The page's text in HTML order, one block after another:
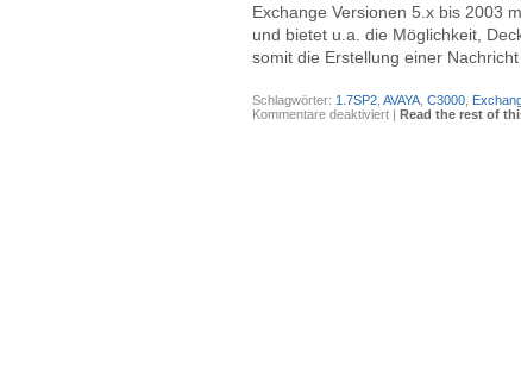
Exchange Versionen 5.x bis 2003
und bietet u.a. die Möglichkeit,
somit die Erstellung einer
Schlagwörter: 1.7SP2 AVAYA C3000
Kommentare deaktiviertfür
| Read the rest of